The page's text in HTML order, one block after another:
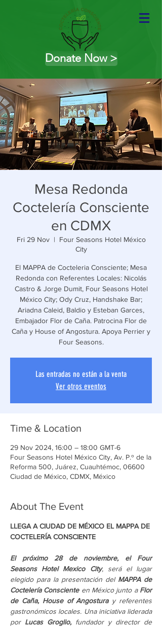
Donate Now >
Mesa Redonda
Coctelería Consciente
en CDMX
Fri 29 Nov
  |
Four Seasons Hotel México
City
El MAPPA de Cocteleria Consciente; Mesa
Redonda con Referentes Locales: Nicolás
Castro & Jorge Dumit, Four Seasons Hotel
México City; Ody Cruz, Handshake Bar;
Ariadna Caleid, Baldio y Esteban Garces,
Embajador Flor de Caña. Patrocina Flor de
Caña y House of Angostura. Apoya Perrier y
Four Seasons.
Las entradas no están a la venta
Ver otros eventos
Time & Location
29 Nov 2024, 16:00 – 18:00 GMT-6
Four Seasons Hotel México City, Av. P.º de la
Reforma 500, Juárez, Cuauhtémoc, 06600
Ciudad de México, CDMX, México
About The Event
LLEGA A CIUDAD DE MÉXICO EL MAPPA DE
COCTELERÍA CONSCIENTE
El próximo 28 de noviembre, el Four
Seasons Hotel Mexico City, será el lugar
elegido para la presentación del MAPPA de
Coctelería Consciente en México junto a Flor
de Caña, House of Angostura y referentes
gastronómicos locales. Una iniciativa liderada
por Lucas Groglio, fundador y director de